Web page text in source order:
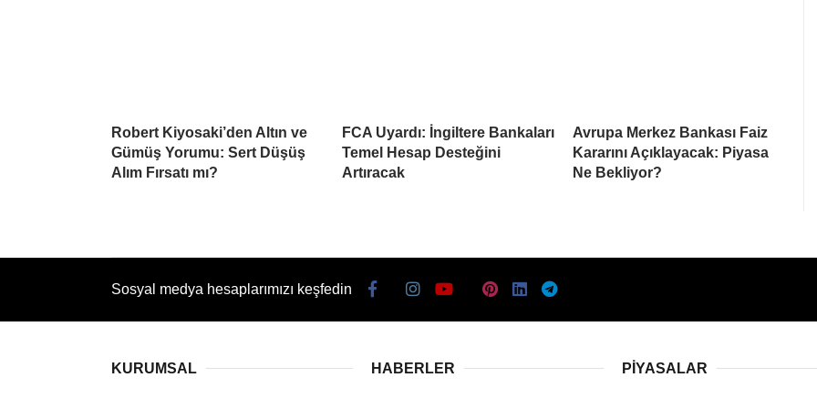
Robert Kiyosaki’den Altın ve
Gümüş Yorumu: Sert Düşüş
Alım Fırsatı mı?
FCA Uyardı: İngiltere Bankaları
Temel Hesap Desteğini
Artıracak
Avrupa Merkez Bankası Faiz
Kararını Açıklayacak: Piyasa
Ne Bekliyor?
Sosyal medya hesaplarımızı keşfedin
KURUMSAL HABERLER PIYASALAR